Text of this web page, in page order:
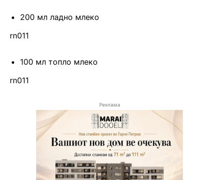
200 мл ладно млеко
rn011
100 мл топло млеко
rn011
Реклама